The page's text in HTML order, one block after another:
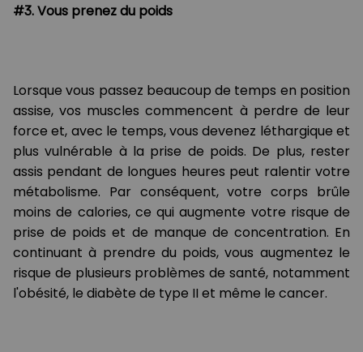
#3. Vous prenez du poids
Lorsque vous passez beaucoup de temps en position
assise, vos muscles commencent à perdre de leur
force et, avec le temps, vous devenez léthargique et
plus vulnérable à la prise de poids. De plus, rester
assis pendant de longues heures peut ralentir votre
métabolisme. Par conséquent, votre corps brûle
moins de calories, ce qui augmente votre risque de
prise de poids et de manque de concentration. En
continuant à prendre du poids, vous augmentez le
risque de plusieurs problèmes de santé, notamment
l'obésité, le diabète de type II et même le cancer.